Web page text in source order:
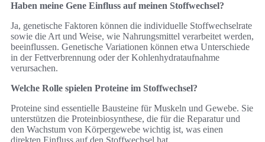
Haben meine Gene Einfluss auf meinen Stoffwechsel?
Ja, genetische Faktoren können die individuelle Stoffwechselrate
sowie die Art und Weise, wie Nahrungsmittel verarbeitet werden,
beeinflussen. Genetische Variationen können etwa Unterschiede
in der Fettverbrennung oder der Kohlenhydrataufnahme
verursachen.
Welche Rolle spielen Proteine im Stoffwechsel?
Proteine sind essentielle Bausteine für Muskeln und Gewebe. Sie
unterstützen die Proteinbiosynthese, die für die Reparatur und
den Wachstum von Körpergewebe wichtig ist, was einen